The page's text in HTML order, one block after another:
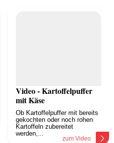
Video - Kartoffelpuffer
mit Käse
Ob Kartoffelpuffer mit bereits
gekochten oder noch rohen
Kartoffeln zubereitet
werden,...
zum Video